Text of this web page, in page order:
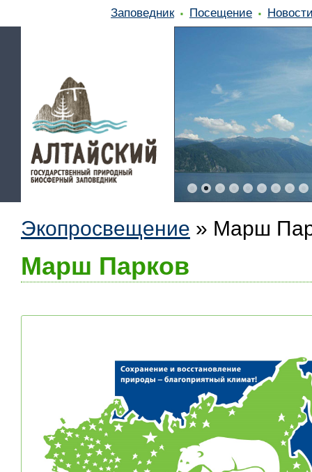
Заповедник Посещение
Экопросвещение » Марш
Марш Парков